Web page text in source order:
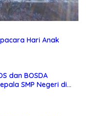
Hari Anak
dan BOSDA
SMP Negeri di